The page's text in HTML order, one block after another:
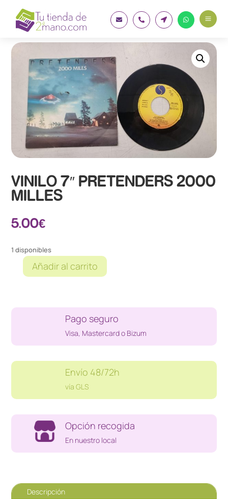
    a
VINILO 7″ PRETENDERS 2000
MILLES
5.00€
1 disponibles
VINILO
2000
Añadir al carrito
Pago seguro
Visa, Mastercard o Bizum
Envío 48/72h
vía GLS
Opción recogida
En nuestro local
Descripción